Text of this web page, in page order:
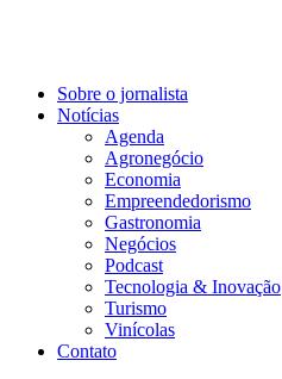
Sobre o jornalista
Notícias
Agenda
Agronegócio
Economia
Empreendedorismo
Gastronomia
Negócios
Podcast
Tecnologia & Inovação
Turismo
Vinícolas
Contato